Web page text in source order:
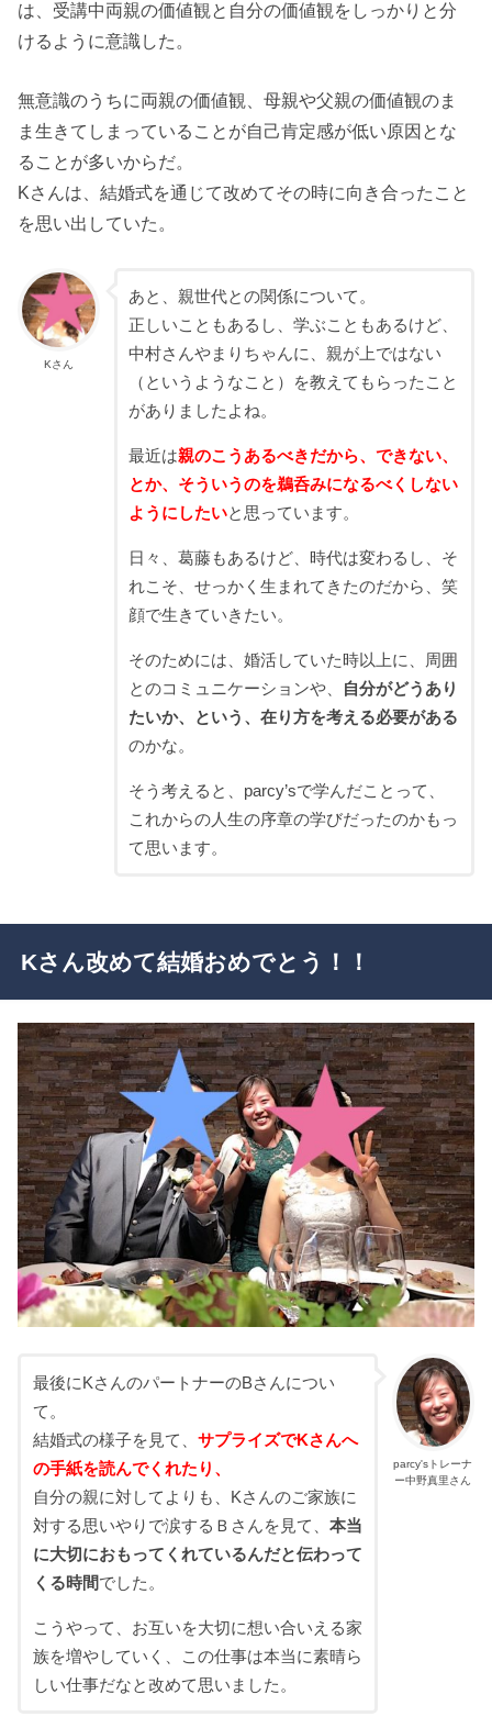
は、受講中両親の価値観と自分の価値観をしっかりと分
けるように意識した。
無意識のうちに両親の価値観、母親や父親の価値観のま
ま生きてしまっていることが自己肯定感が低い原因とな
ることが多いからだ。
Kさんは、結婚式を通じて改めてその時に向き合ったこと
を思い出していた。
Kさん
あと、親世代との関係について。
正しいこともあるし、学ぶこともあるけど、
中村さんやまりちゃんに、親が上ではない
（というようなこと）を教えてもらったこと
がありましたよね。
最近は親のこうあるべきだから、できない、
とか、そういうのを鵜呑みになるべくしない
ようにしたいと思っています。
日々、葛藤もあるけど、時代は変わるし、そ
れこそ、せっかく生まれてきたのだから、笑
顔で生きていきたい。
そのためには、婚活していた時以上に、周囲
とのコミュニケーションや、
自分がどうあり
たいか、という、在り方を考える必要がある
のかな。
そう考えると、parcy’sで学んだことって、
これからの人生の序章の学びだったのかもっ
て思います。
Kさん改めて結婚おめでとう！！
parcy'sトレーナ
ー中野真里さん
最後にKさんのパートナーのBさんについ
て。
結婚式の様子を見て、 サプライズでKさんへ
の手紙を読んでくれたり、
自分の親に対してよりも、Kさんのご家族に
対する思いやりで涙するＢさんを見て、 本当
に大切におもってくれているんだと伝わって
くる時間でした。
こうやって、お互いを大切に想い合いえる家
族を増やしていく、この仕事は本当に素晴ら
しい仕事だなと改めて思いました。